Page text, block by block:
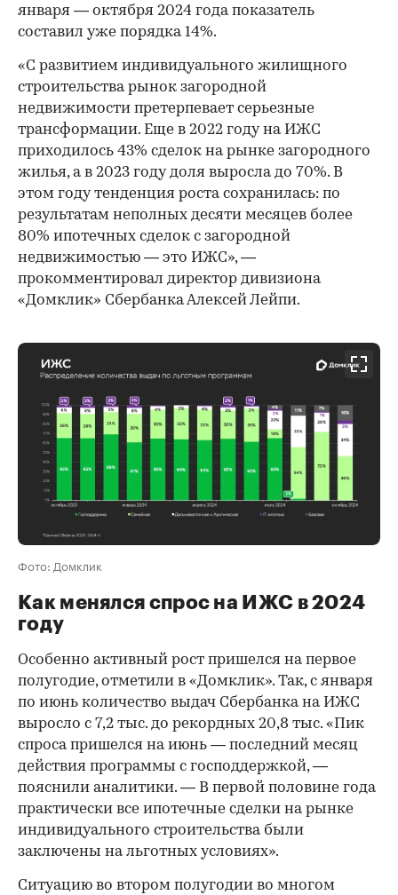
января — октября 2024 года показатель
составил уже порядка 14%.
«С развитием индивидуального жилищного
строительства рынок загородной
недвижимости претерпевает серьезные
трансформации. Еще в 2022 году на ИЖС
приходилось 43% сделок на рынке загородного
жилья, а в 2023 году доля выросла до 70%. В
этом году тенденция роста сохранилась: по
результатам неполных десяти месяцев более
80% ипотечных сделок с загородной
недвижимостью — это ИЖС», —
прокомментировал директор дивизиона
«Домклик» Сбербанка Алексей Лейпи.
Фото: Домклик
Как менялся спрос на ИЖС в 2024
году
Особенно активный рост пришелся на первое
полугодие, отметили в «Домклик». Так, с января
по июнь количество выдач Сбербанка на ИЖС
выросло с 7,2 тыс. до рекордных 20,8 тыс. «Пик
спроса пришелся на июнь — последний месяц
действия программы с господдержкой, —
пояснили аналитики. — В первой половине года
практически все ипотечные сделки на рынке
индивидуального строительства были
заключены на льготных условиях».
Ситуацию во втором полугодии во многом